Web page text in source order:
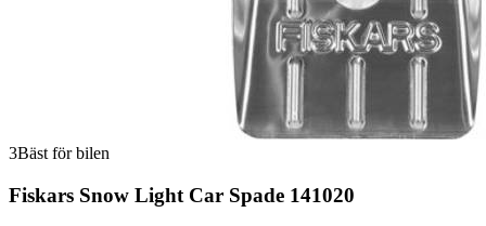
3Bäst för bilen
Fiskars Snow Light Car Spade 141020